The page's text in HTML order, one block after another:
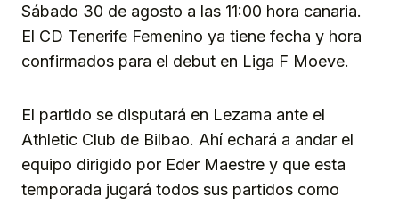
Sábado 30 de agosto a las 11:00 hora canaria.
El CD Tenerife Femenino ya tiene fecha y hora
confirmados para el debut en Liga F Moeve.
El partido se disputará en Lezama ante el
Athletic Club de Bilbao. Ahí echará a andar el
equipo dirigido por Eder Maestre y que esta
temporada jugará todos sus partidos como